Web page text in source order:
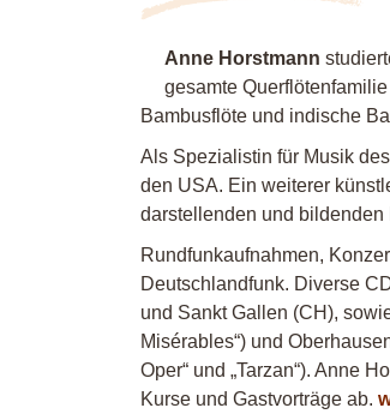
Anne Horstmann
gesamte
Bambusflöte und indische
Als Spezialistin für Musik
den USA. Ein weiterer
darstellenden und bildenden
Rundfunkaufnahmen,
Deutschlandfunk. Diverse
und Sankt Gallen (CH),
Misérables“) und
Oper“ und „Tarzan“). Anne
Kurse und Gastvorträge ab.